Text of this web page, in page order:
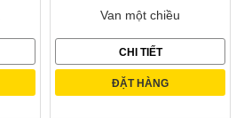
Van một chiều
CHI TIẾT
ĐẶT HÀNG